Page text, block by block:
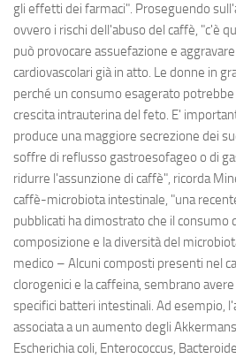
gli effetti dei farmaci". Proseguendo
ovvero i rischi dell'abuso del caffè, "c'è
può provocare assuefazione e
cardiovascolari già in atto. Le donne in
perché un consumo esagerato
crescita intrauterina del feto. E'
produce una maggiore secrezione dei
soffre di reflusso gastroesofageo o di
ridurre l'assunzione di caffè", ricorda
caffè-microbiota intestinale, "una
pubblicati ha dimostrato che il consumo
composizione e la diversità del
medico – Alcuni composti presenti nel
clorogenici e la caffeina, sembrano
specifici batteri intestinali. Ad esempio,
associata a un aumento degli
Escherichia coli, Enterococcus,